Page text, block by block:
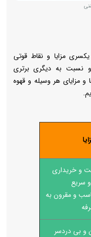
مزایا و نقاط قوتی
نسبت به دیگری برتری
مزایای هر وسیله و قهوه
و خریداری
سریع
و مقرون به
و بی دردسر